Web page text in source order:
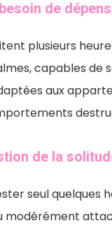
de
plusieurs
capables
aux
de la
seul quelques
modérément